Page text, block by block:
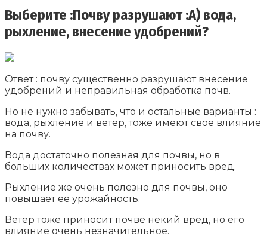
Выберите :Почву разрушают :А) вода,
рыхление, внесение удобрений?
Ответ : почву существенно разрушают внесение
удобрений и неправильная обработка почв.
Но не нужно забывать, что и остальные варианты :
вода, рыхление и ветер, тоже имеют свое влияние
на почву.
Вода достаточно полезная для почвы, но в
больших количествах может приносить вред.
Рыхление же очень полезно для почвы, оно
повышает её урожайность.
Ветер тоже приносит почве некий вред, но его
влияние очень незначительное.